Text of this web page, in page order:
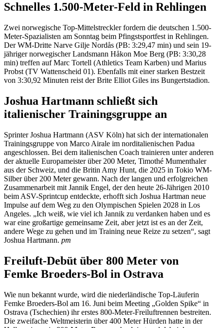
Schnelles 1.500-Meter-Feld in Rehlingen
Zwei norwegische Top-Mittelstreckler fordern die deutschen 1.500-
Meter-Spazialisten am Sonntag beim Pfingstsportfest in Rehlingen.
Der WM-Dritte Narve Gilje Nordås (PB: 3:29,47 min) und sein 19-
jähriger norwegischer Landsmann Håkon Moe Berg (PB: 3:30,28
min) treffen auf Marc Tortell (Athletics Team Karben) und Marius
Probst (TV Wattenscheid 01). Ebenfalls mit einer starken Bestzeit
von 3:30,92 Minuten reist der Brite Elliot Giles ins Bungertstadion.
Joshua Hartmann schließt sich
italienischer Trainingsgruppe an
Sprinter Joshua Hartmann (ASV Köln) hat sich der internationalen
Trainingsgruppe von Marco Airale im norditalienischen Padua
angeschlossen. Bei dem italienischen Coach trainieren unter anderen
der aktuelle Europameister über 200 Meter, Timothé Mumenthaler
aus der Schweiz, und die Britin Amy Hunt, die 2025 in Tokio WM-
Silber über 200 Meter gewann. Nach der langen und erfolgreichen
Zusammenarbeit mit Jannik Engel, der den heute 26-Jährigen 2010
beim ASV-Sprintcup entdeckte, erhofft sich Joshua Hartman neue
Impulse auf dem Weg zu den Olympischen Spielen 2028 in Los
Angeles. „Ich weiß, wie viel ich Jannik zu verdanken haben und es
war eine großartige gemeinsame Zeit, aber jetzt ist es an der Zeit,
andere Wege zu gehen und im Training neue Reize zu setzen“, sagt
Joshua Hartmann. pm
Freiluft-Debüt über 800 Meter von
Femke Broeders-Bol in Ostrava
Wie nun bekannt wurde, wird die niederländische Top-Läuferin
Femke Broeders-Bol am 16. Juni beim Meeting „Golden Spike“ in
Ostrava (Tschechien) ihr erstes 800-Meter-Freiluftrennen bestreiten.
Die zweifache Weltmeisterin über 400 Meter Hürden hatte in der